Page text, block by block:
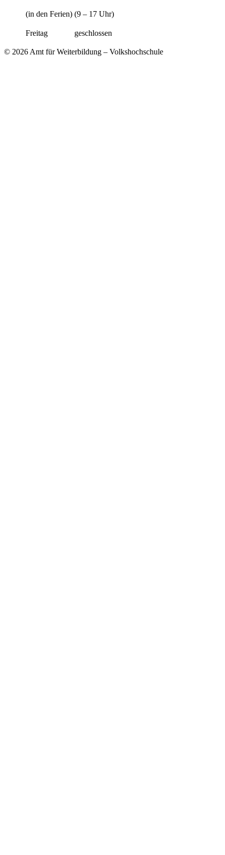
(in den Ferien) (9 – 17 Uhr)
Freitag geschlossen
© 2026 Amt für Weiterbildung – Volkshochschule